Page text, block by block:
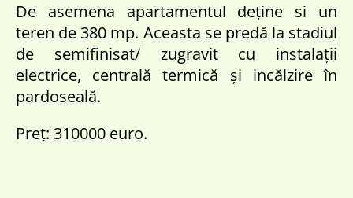
De asemena apartamentul deține si un
teren de 380 mp. Aceasta se predă la stadiul
de semifinisat/ zugravit cu instalații
electrice, centrală termică și incălzire în
pardoseală.
Preț: 310000 euro.